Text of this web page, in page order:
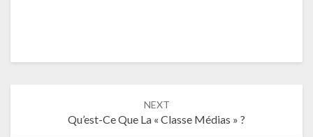
NEXT
Qu’est-Ce Que La « Classe Médias » ?